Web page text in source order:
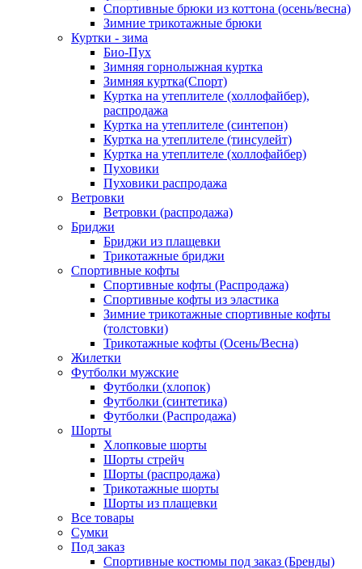
Спортивные брюки из коттона (осень/весна)
Зимние трикотажные брюки
Куртки - зима
Био-Пух
Зимняя горнолыжная куртка
Зимняя куртка(Спорт)
Куртка на утеплителе (холлофайбер),
распродажа
Куртка на утеплителе (синтепон)
Куртка на утеплителе (тинсулейт)
Куртка на утеплителе (холлофайбер)
Пуховики
Пуховики распродажа
Ветровки
Ветровки (распродажа)
Бриджи
Бриджи из плащевки
Трикотажные бриджи
Спортивные кофты
Спортивные кофты (Распродажа)
Спортивные кофты из эластика
Зимние трикотажные спортивные кофты
(толстовки)
Трикотажные кофты (Осень/Весна)
Жилетки
Футболки мужские
Футболки (хлопок)
Футболки (синтетика)
Футболки (Распродажа)
Шорты
Хлопковые шорты
Шорты стрейч
Шорты (распродажа)
Трикотажные шорты
Шорты из плащевки
Все товары
Сумки
Под заказ
Спортивные костюмы под заказ (Бренды)